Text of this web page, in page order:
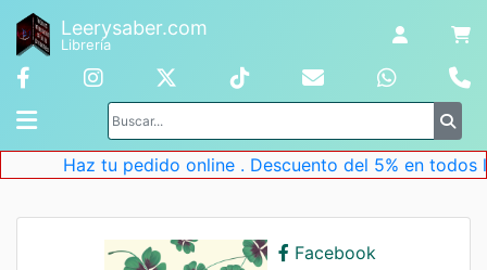
Leerysaber.com
Librería
Haz tu pedido online . Descuento del 5% en todos
Facebook